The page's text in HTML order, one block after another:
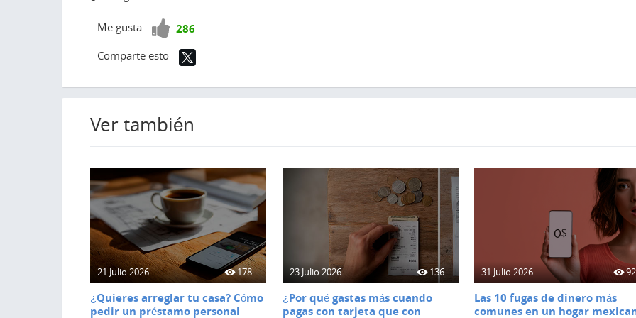
Me gusta
¡Vota286
Comparte esto
Ver también
21 Julio 2026 178
¿Quieres arreglar tu casa? Cómo
pedir un préstamo personal
23 Julio 2026 136
¿Por qué gastas más cuando
pagas con tarjeta que con
31 Julio 2026 92
Las 10 fugas de dinero más
comunes en un hogar